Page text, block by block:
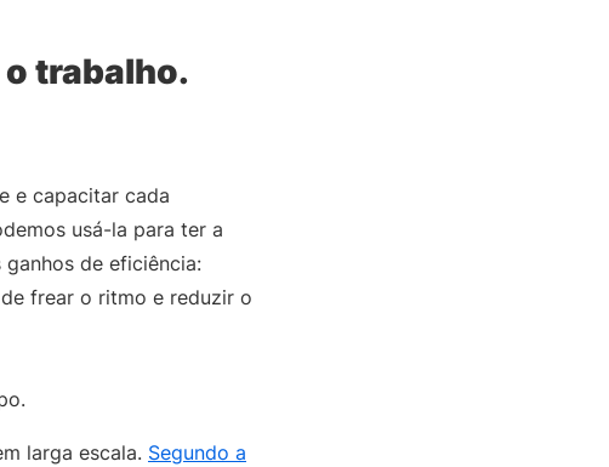
trabalho.
e capacitar cada
usá-la para ter a
de eficiência:
frear o ritmo e reduzir o
larga escala. Segundo a